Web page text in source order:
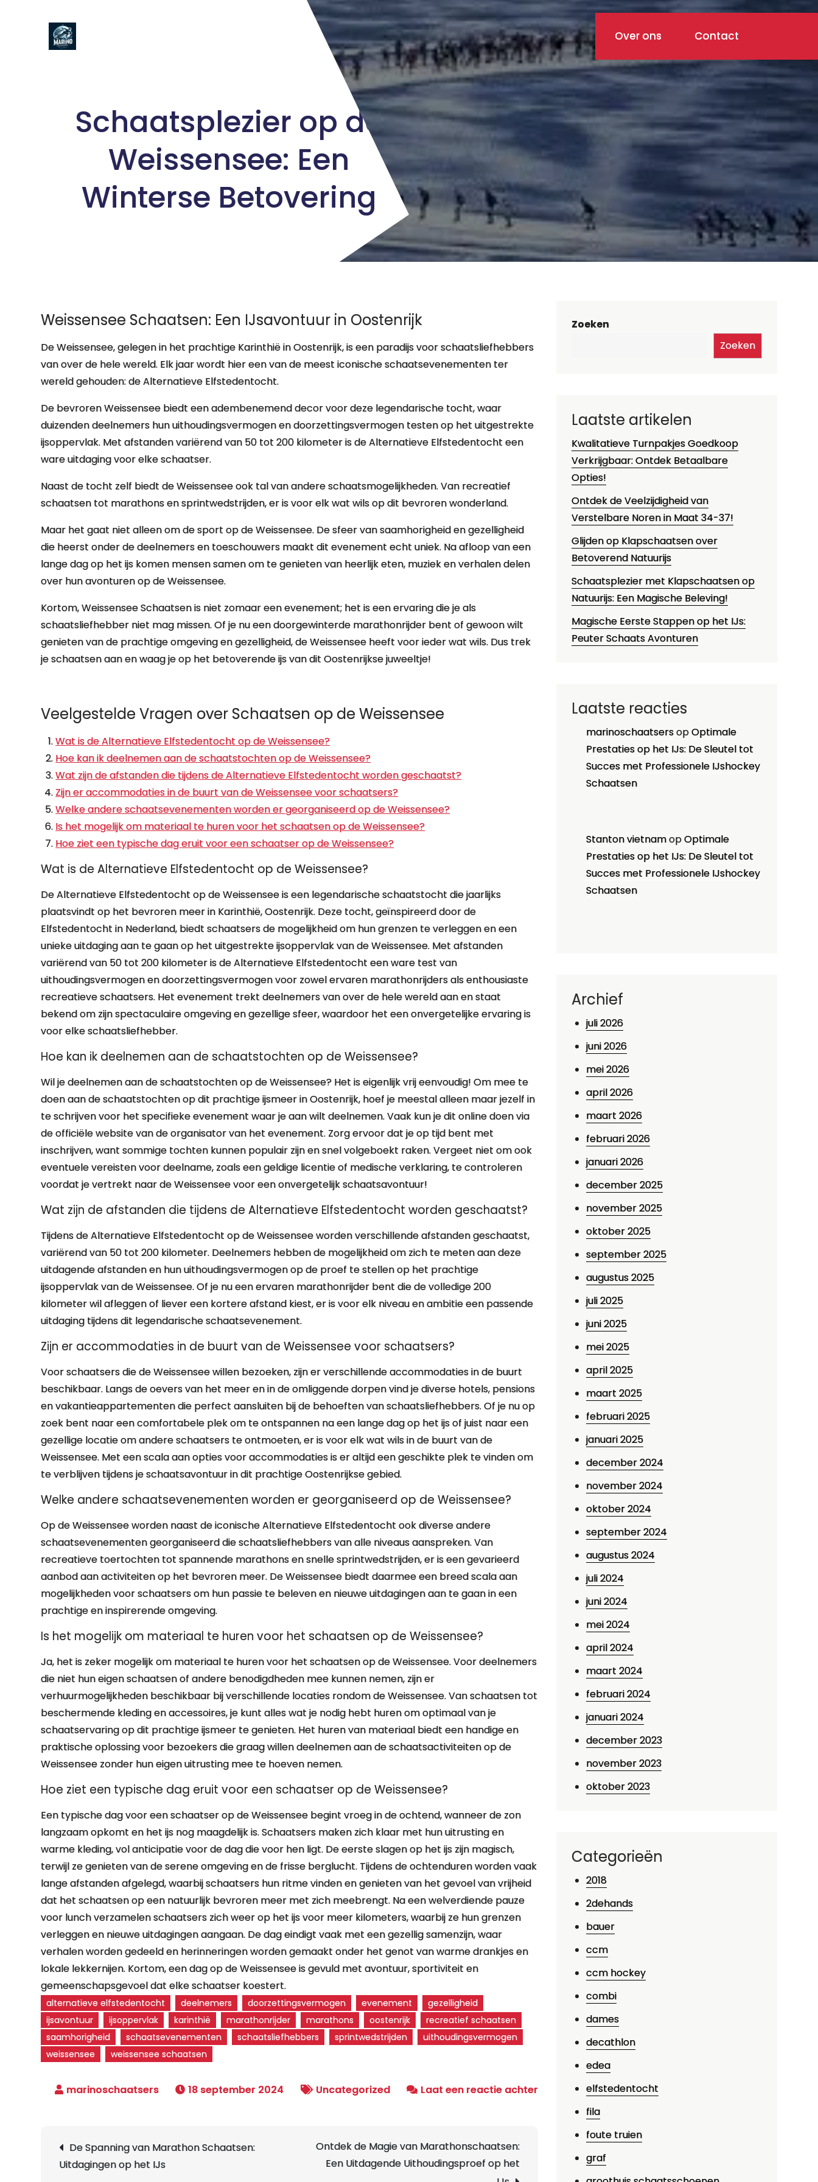
Over ons Contact
Schaatsplezier op de
Weissensee: Een
Winterse Betovering
Weissensee Schaatsen: Een IJsavontuur in Oostenrijk
De Weissensee, gelegen in het prachtige Karinthië in Oostenrijk, is een paradijs voor schaatsliefhebbers
van over de hele wereld. Elk jaar wordt hier een van de meest iconische schaatsevenementen ter
wereld gehouden: de Alternatieve Elfstedentocht.
De bevroren Weissensee biedt een adembenemend decor voor deze legendarische tocht, waar
duizenden deelnemers hun uithoudingsvermogen en doorzettingsvermogen testen op het uitgestrekte
ijsoppervlak. Met afstanden variërend van 50 tot 200 kilometer is de Alternatieve Elfstedentocht een
ware uitdaging voor elke schaatser.
Naast de tocht zelf biedt de Weissensee ook tal van andere schaatsmogelijkheden. Van recreatief
schaatsen tot marathons en sprintwedstrijden, er is voor elk wat wils op dit bevroren wonderland.
Maar het gaat niet alleen om de sport op de Weissensee. De sfeer van saamhorigheid en gezelligheid
die heerst onder de deelnemers en toeschouwers maakt dit evenement echt uniek. Na afloop van een
lange dag op het ijs komen mensen samen om te genieten van heerlijk eten, muziek en verhalen delen
over hun avonturen op de Weissensee.
Kortom, Weissensee Schaatsen is niet zomaar een evenement; het is een ervaring die je als
schaatsliefhebber niet mag missen. Of je nu een doorgewinterde marathonrijder bent of gewoon wilt
genieten van de prachtige omgeving en gezelligheid, de Weissensee heeft voor ieder wat wils. Dus trek
je schaatsen aan en waag je op het betoverende ijs van dit Oostenrijkse juweeltje!
Veelgestelde Vragen over Schaatsen op de Weissensee
Wat is de Alternatieve Elfstedentocht op de Weissensee?
Hoe kan ik deelnemen aan de schaatstochten op de Weissensee?
Wat zijn de afstanden die tijdens de Alternatieve Elfstedentocht worden geschaatst?
Zijn er accommodaties in de buurt van de Weissensee voor schaatsers?
Welke andere schaatsevenementen worden er georganiseerd op de Weissensee?
Is het mogelijk om materiaal te huren voor het schaatsen op de Weissensee?
Hoe ziet een typische dag eruit voor een schaatser op de Weissensee?
Wat is de Alternatieve Elfstedentocht op de Weissensee?
De Alternatieve Elfstedentocht op de Weissensee is een legendarische schaatstocht die jaarlijks
plaatsvindt op het bevroren meer in Karinthië, Oostenrijk. Deze tocht, geïnspireerd door de
Elfstedentocht in Nederland, biedt schaatsers de mogelijkheid om hun grenzen te verleggen en een
unieke uitdaging aan te gaan op het uitgestrekte ijsoppervlak van de Weissensee. Met afstanden
variërend van 50 tot 200 kilometer is de Alternatieve Elfstedentocht een ware test van
uithoudingsvermogen en doorzettingsvermogen voor zowel ervaren marathonrijders als enthousiaste
recreatieve schaatsers. Het evenement trekt deelnemers van over de hele wereld aan en staat
bekend om zijn spectaculaire omgeving en gezellige sfeer, waardoor het een onvergetelijke ervaring is
voor elke schaatsliefhebber.
Hoe kan ik deelnemen aan de schaatstochten op de Weissensee?
Wil je deelnemen aan de schaatstochten op de Weissensee? Het is eigenlijk vrij eenvoudig! Om mee te
doen aan de schaatstochten op dit prachtige ijsmeer in Oostenrijk, hoef je meestal alleen maar jezelf in
te schrijven voor het specifieke evenement waar je aan wilt deelnemen. Vaak kun je dit online doen via
de officiële website van de organisator van het evenement. Zorg ervoor dat je op tijd bent met
inschrijven, want sommige tochten kunnen populair zijn en snel volgeboekt raken. Vergeet niet om ook
eventuele vereisten voor deelname, zoals een geldige licentie of medische verklaring, te controleren
voordat je vertrekt naar de Weissensee voor een onvergetelijk schaatsavontuur!
Wat zijn de afstanden die tijdens de Alternatieve Elfstedentocht worden geschaatst?
Tijdens de Alternatieve Elfstedentocht op de Weissensee worden verschillende afstanden geschaatst,
variërend van 50 tot 200 kilometer. Deelnemers hebben de mogelijkheid om zich te meten aan deze
uitdagende afstanden en hun uithoudingsvermogen op de proef te stellen op het prachtige
ijsoppervlak van de Weissensee. Of je nu een ervaren marathonrijder bent die de volledige 200
kilometer wil afleggen of liever een kortere afstand kiest, er is voor elk niveau en ambitie een passende
uitdaging tijdens dit legendarische schaatsevenement.
Zijn er accommodaties in de buurt van de Weissensee voor schaatsers?
Voor schaatsers die de Weissensee willen bezoeken, zijn er verschillende accommodaties in de buurt
beschikbaar. Langs de oevers van het meer en in de omliggende dorpen vind je diverse hotels, pensions
en vakantieappartementen die perfect aansluiten bij de behoeften van schaatsliefhebbers. Of je nu op
zoek bent naar een comfortabele plek om te ontspannen na een lange dag op het ijs of juist naar een
gezellige locatie om andere schaatsers te ontmoeten, er is voor elk wat wils in de buurt van de
Weissensee. Met een scala aan opties voor accommodaties is er altijd een geschikte plek te vinden om
te verblijven tijdens je schaatsavontuur in dit prachtige Oostenrijkse gebied.
Welke andere schaatsevenementen worden er georganiseerd op de Weissensee?
Op de Weissensee worden naast de iconische Alternatieve Elfstedentocht ook diverse andere
schaatsevenementen georganiseerd die schaatsliefhebbers van alle niveaus aanspreken. Van
recreatieve toertochten tot spannende marathons en snelle sprintwedstrijden, er is een gevarieerd
aanbod aan activiteiten op het bevroren meer. De Weissensee biedt daarmee een breed scala aan
mogelijkheden voor schaatsers om hun passie te beleven en nieuwe uitdagingen aan te gaan in een
prachtige en inspirerende omgeving.
Is het mogelijk om materiaal te huren voor het schaatsen op de Weissensee?
Ja, het is zeker mogelijk om materiaal te huren voor het schaatsen op de Weissensee. Voor deelnemers
die niet hun eigen schaatsen of andere benodigdheden mee kunnen nemen, zijn er
verhuurmogelijkheden beschikbaar bij verschillende locaties rondom de Weissensee. Van schaatsen tot
beschermende kleding en accessoires, je kunt alles wat je nodig hebt huren om optimaal van je
schaatservaring op dit prachtige ijsmeer te genieten. Het huren van materiaal biedt een handige en
praktische oplossing voor bezoekers die graag willen deelnemen aan de schaatsactiviteiten op de
Weissensee zonder hun eigen uitrusting mee te hoeven nemen.
Hoe ziet een typische dag eruit voor een schaatser op de Weissensee?
Een typische dag voor een schaatser op de Weissensee begint vroeg in de ochtend, wanneer de zon
langzaam opkomt en het ijs nog maagdelijk is. Schaatsers maken zich klaar met hun uitrusting en
warme kleding, vol anticipatie voor de dag die voor hen ligt. De eerste slagen op het ijs zijn magisch,
terwijl ze genieten van de serene omgeving en de frisse berglucht. Tijdens de ochtenduren worden vaak
lange afstanden afgelegd, waarbij schaatsers hun ritme vinden en genieten van het gevoel van vrijheid
dat het schaatsen op een natuurlijk bevroren meer met zich meebrengt. Na een welverdiende pauze
voor lunch verzamelen schaatsers zich weer op het ijs voor meer kilometers, waarbij ze hun grenzen
verleggen en nieuwe uitdagingen aangaan. De dag eindigt vaak met een gezellig samenzijn, waar
verhalen worden gedeeld en herinneringen worden gemaakt onder het genot van warme drankjes en
lokale lekkernijen. Kortom, een dag op de Weissensee is gevuld met avontuur, sportiviteit en
gemeenschapsgevoel dat elke schaatser koestert.
alternatieve elfstedentocht deelnemers doorzettingsvermogen evenement
gezelligheid
ijsavontuur
ijsoppervlak karinthië marathonrijder marathons oostenrijk
recreatief schaatsen
saamhorigheid
schaatsevenementen schaatsliefhebbers sprintwedstrijden
uithoudingsvermogen
weissensee
weissensee schaatsen
18 september 2024 Uncategorized Laat een reactie achterop
Schaatsplezier
Weissensee:
Berichtnavigatie
De Spanning van Marathon Schaatsen:
Uitdagingen op het IJs
Ontdek de Magie van Marathonschaatsen:
Een Uitdagende Uithoudingsproef op het
Zoeken
Zoeken
Laatste artikelen
Kwalitatieve Turnpakjes Goedkoop
Verkrijgbaar: Ontdek Betaalbare
Opties!
Ontdek de Veelzijdigheid van
Verstelbare Noren in Maat 34-37!
Glijden op Klapschaatsen over
Betoverend Natuurijs
Schaatsplezier met Klapschaatsen op
Natuurijs: Een Magische Beleving!
Magische Eerste Stappen op het IJs:
Peuter Schaats Avonturen
Laatste reacties
marinoschaatsersopOptimale
Prestaties op het IJs: De Sleutel tot
Succes met Professionele IJshockey
Schaatsen
Stanton vietnamopOptimale
Prestaties op het IJs: De Sleutel tot
Succes met Professionele IJshockey
Schaatsen
Archief
juli 2026
juni 2026
mei 2026
april 2026
maart 2026
februari 2026
januari 2026
december 2025
november 2025
oktober 2025
september 2025
augustus 2025
juli 2025
juni 2025
mei 2025
april 2025
maart 2025
februari 2025
januari 2025
december 2024
november 2024
oktober 2024
september 2024
augustus 2024
juli 2024
juni 2024
mei 2024
april 2024
maart 2024
februari 2024
januari 2024
december 2023
november 2023
oktober 2023
Categorieën
2018
2dehands
bauer
ccm
ccm hockey
combi
dames
decathlon
edea
elfstedentocht
fila
foute truien
graf